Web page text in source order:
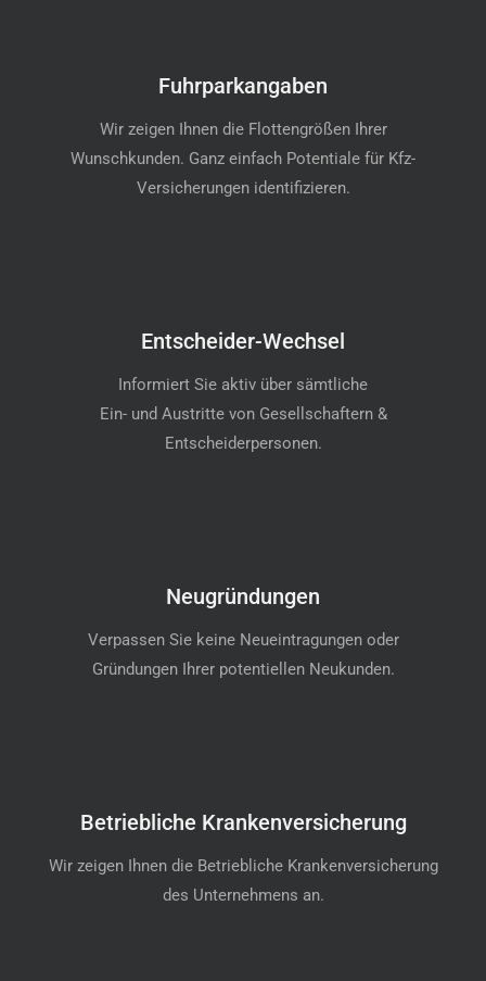
Fuhrparkangaben
Wir zeigen Ihnen die Flottengrößen Ihrer
Wunschkunden. Ganz einfach Potentiale für Kfz-
Versicherungen identifizieren.
Entscheider-Wechsel
Informiert Sie aktiv über sämtliche
Ein- und Austritte von Gesellschaftern &
Entscheiderpersonen.
Neugründungen
Verpassen Sie keine Neueintragungen oder
Gründungen Ihrer potentiellen Neukunden.
Betriebliche Krankenversicherung
Wir zeigen Ihnen die Betriebliche Krankenversicherung
des Unternehmens an.